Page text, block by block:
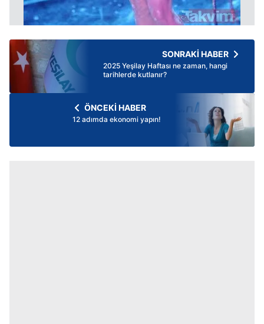
SONRAKİ HABER
2025 Yeşilay Haftası ne zaman, hangi
tarihlerde kutlanır?
ÖNCEKİ HABER
12 adımda ekonomi yapın!